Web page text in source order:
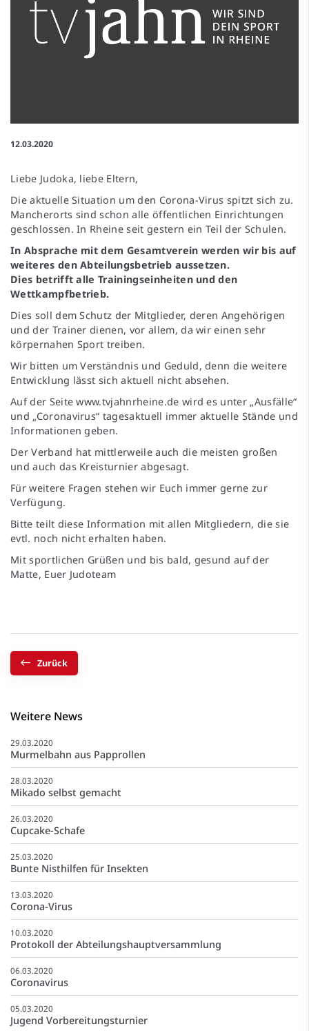
12.03.2020
Liebe Judoka, liebe Eltern,
Die aktuelle Situation um den Corona-Virus spitzt sich zu.
Mancherorts sind schon alle öffentlichen Einrichtungen
geschlossen. In Rheine seit gestern ein Teil der Schulen.
In Absprache mit dem Gesamtverein werden wir bis auf
weiteres den Abteilungsbetrieb aussetzen.
Dies betrifft alle Trainingseinheiten und den
Wettkampfbetrieb.
Dies soll dem Schutz der Mitglieder, deren Angehörigen
und der Trainer dienen, vor allem, da wir einen sehr
körpernahen Sport treiben.
Wir bitten um Verständnis und Geduld, denn die weitere
Entwicklung lässt sich aktuell nicht absehen.
Auf der Seite www.tvjahnrheine.de wird es unter „Ausfälle“
und „Coronavirus“ tagesaktuell immer aktuelle Stände und
Informationen geben.
Der Verband hat mittlerweile auch die meisten großen
und auch das Kreisturnier abgesagt.
Für weitere Fragen stehen wir Euch immer gerne zur
Verfügung.
Bitte teilt diese Information mit allen Mitgliedern, die sie
evtl. noch nicht erhalten haben.
Mit sportlichen Grüßen und bis bald, gesund auf der
Matte, Euer Judoteam
Zurück
Weitere News
29.03.2020
Murmelbahn aus Papprollen
28.03.2020
Mikado selbst gemacht
26.03.2020
Cupcake-Schafe
25.03.2020
Bunte Nisthilfen für Insekten
13.03.2020
Corona-Virus
10.03.2020
Protokoll der Abteilungshauptversammlung
06.03.2020
Coronavirus
05.03.2020
Jugend Vorbereitungsturnier